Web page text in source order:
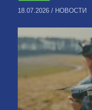
18.07.2026 / НОВОСТИ